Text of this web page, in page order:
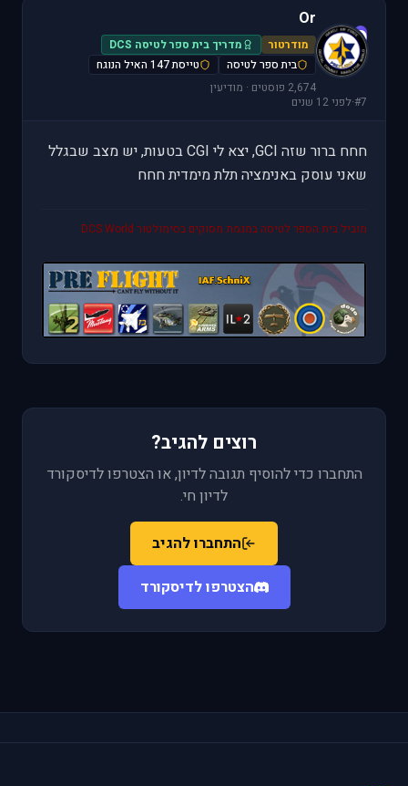
O
Or
מודרטור
מדריך בית ספר לטיסה DCS
בית ספר לטיסה
טייסת 147 האיל הנוגח
2,674 פוסטים · מודיעין
#7
·לפני 12 שנים
חחח ברור שזה GCI, יצא לי CGI בטעות, יש מצב שבגלל
שאני עוסק באנימציה תלת מימדית חחח
מוביל בית הספר לטיסה במגמת מסוקים בסימולטור DCS World
רוצים להגיב?
התחברו כדי להוסיף תגובה לדיון, או הצטרפו לדיסקורד
לדיון חי.
התחברו להגיב
הצטרפו לדיסקורד